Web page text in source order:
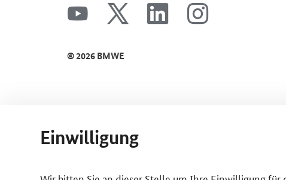
youtube linkedin instagram
© 2026 BMWE
Einwilligung